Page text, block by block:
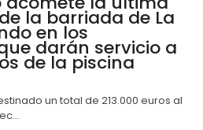
la barriada de La
en los
darán servicio a
de la piscina
un total de 213.000 euros al